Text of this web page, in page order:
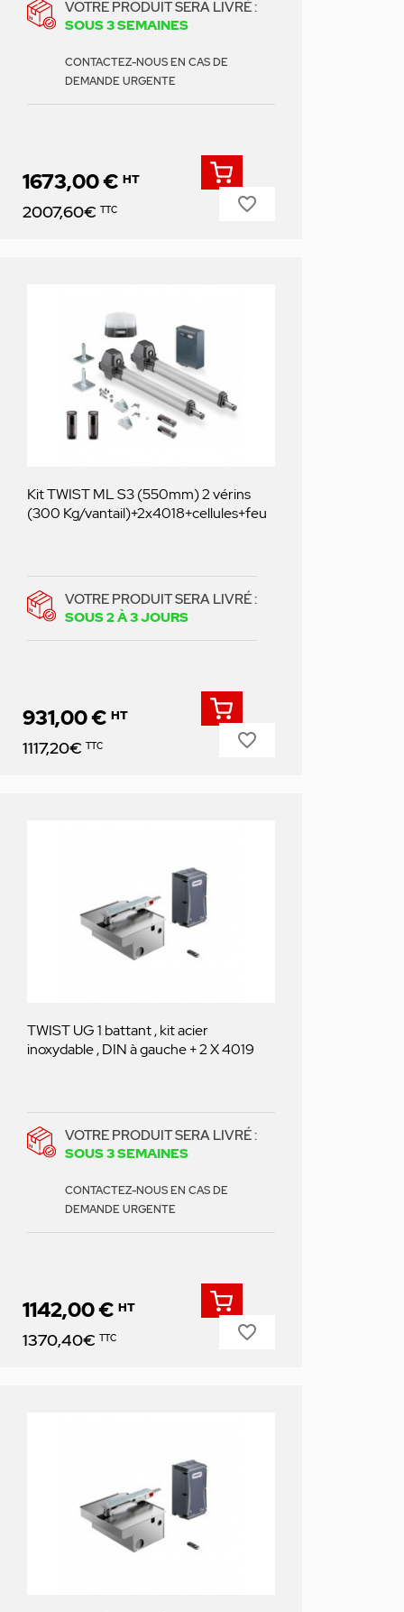
VOTRE PRODUIT SERA LIVRÉ :
SOUS 3 SEMAINES
CONTACTEZ-NOUS EN CAS DE
DEMANDE URGENTE
Prix
1673,00 € HT
2007,60€ TTC favorite_border
Kit TWIST ML S3 (550mm) 2 vérins
(300 Kg/vantail)+2x4018+cellules+feu
VOTRE PRODUIT SERA LIVRÉ :
SOUS 2 À 3 JOURS
Prix
931,00 € HT
1117,20€ TTC favorite_border
TWIST UG 1 battant , kit acier
inoxydable , DIN à gauche + 2 X 4019
VOTRE PRODUIT SERA LIVRÉ :
SOUS 3 SEMAINES
CONTACTEZ-NOUS EN CAS DE
DEMANDE URGENTE
Prix
1142,00 € HT
1370,40€ TTC favorite_border